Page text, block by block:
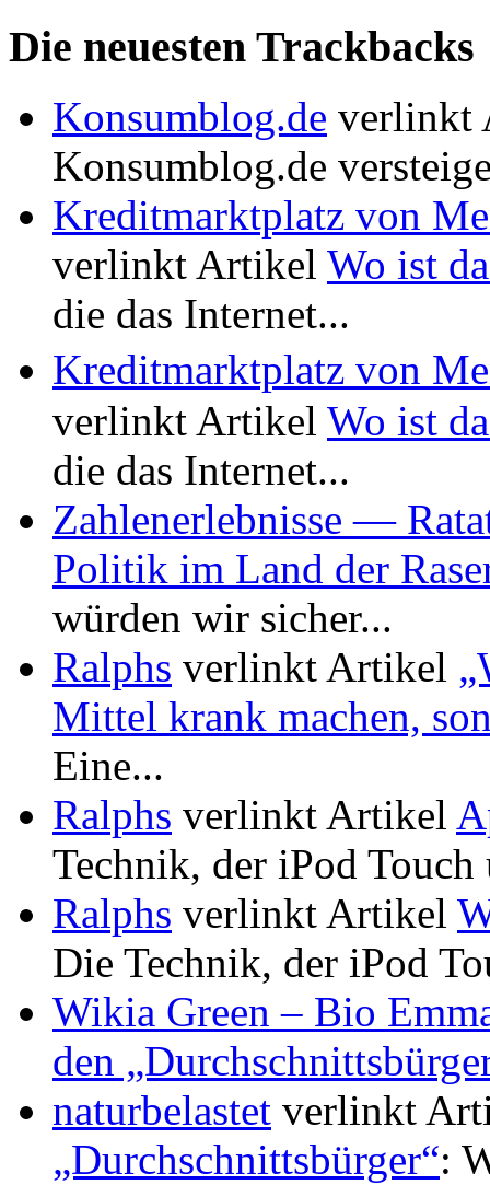
Die neuesten Trackbacks
Konsumblog.de verlinkt
Konsumblog.de
Kreditmarktplatz von
verlinkt Artikel Wo ist
die das Internet...
Kreditmarktplatz von
verlinkt Artikel Wo ist
die das Internet...
Zahlenerlebnisse —
Politik im Land der
würden wir sicher...
Ralphs verlinkt Artikel
Mittel krank machen,
Eine...
Ralphs verlinkt Artikel
Technik, der iPod Touch
Ralphs verlinkt Artikel
Die Technik, der iPod
Wikia Green – Bio
den
naturbelastet verlinkt
„Durchschnittsbürger“: